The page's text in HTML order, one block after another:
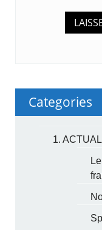
Categories
1.